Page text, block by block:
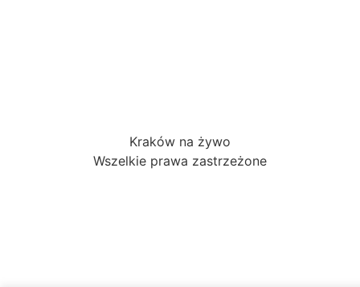
Kraków na żywo
Wszelkie prawa zastrzeżone